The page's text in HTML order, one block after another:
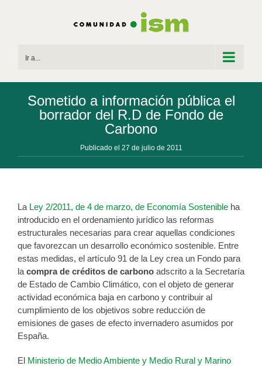
Ir a...
Sometido a información pública el
borrador del R.D de Fondo de
Carbono
Publicado el 27 de julio de 2011
La Ley 2/2011, de 4 de marzo, de Economía Sostenible ha
introducido en el ordenamiento jurídico las reformas
estructurales necesarias para crear aquellas condiciones
que favorezcan un desarrollo económico sostenible. Entre
estas medidas, el artículo 91 de la Ley crea un Fondo para
la compra de créditos de carbono adscrito a la Secretaría
de Estado de Cambio Climático, con el objeto de generar
actividad económica baja en carbono y contribuir al
cumplimiento de los objetivos sobre reducción de
emisiones de gases de efecto invernadero asumidos por
España.
El Ministerio de Medio Ambiente y Medio Rural y Marino